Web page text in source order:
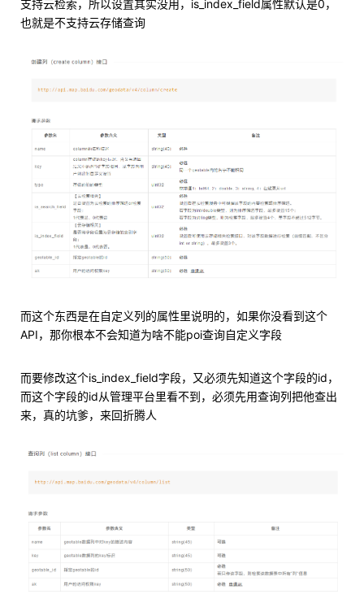
支持云检索，所以设置其实没用，is_index_field属性默认是0，
也就是不支持云存储查询
而这个东西是在自定义列的属性里说明的，如果你没看到这个
API，那你根本不会知道为啥不能poi查询自定义字段
而要修改这个is_index_field字段，又必须先知道这个字段的id，
而这个字段的id从管理平台里看不到，必须先用查询列把他查出
来，真的坑爹，来回折腾人